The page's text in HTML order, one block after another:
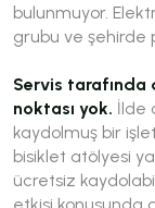
bulunmuyor.
grubu ve şehirde
Servis tarafında
noktası yok. İlde
kaydolmuş bir
bisiklet atölyesi
ücretsiz
etkisi konusunda